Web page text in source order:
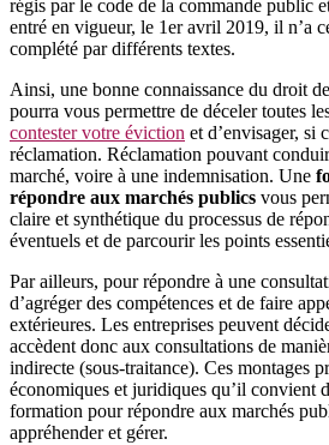
régis par le code de la commande public
entré en vigueur, le 1er avril 2019, il n’a
complété par différents textes.
Ainsi, une bonne connaissance du droit
pourra vous permettre de déceler toutes
contester votre éviction et d’envisager, si
réclamation. Réclamation pouvant
marché, voire à une indemnisation. Une
répondre aux marchés publics vous
claire et synthétique du processus de
éventuels et de parcourir les points
Par ailleurs, pour répondre à une
d’agréger des compétences et de faire
extérieures. Les entreprises peuvent
accèdent donc aux consultations de
indirecte (sous-traitance). Ces montages
économiques et juridiques qu’il convient
formation pour répondre aux marchés
appréhender et gérer.